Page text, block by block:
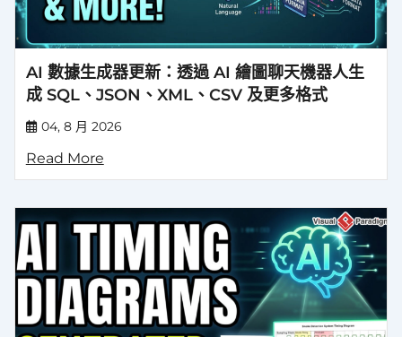
AI 數據生成器更新：透過 AI 繪圖聊天機器人生
成 SQL、JSON、XML、CSV 及更多格式
04, 8 月 2026
Read More